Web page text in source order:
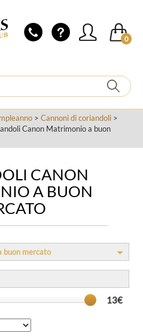
0
> Cannoni di coriandoli >
Canon Matrimonio a buon
CANON
A BUON
13€
buon mercato